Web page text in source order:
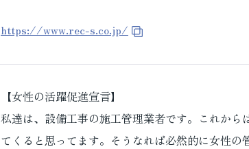
https://www.rec-s.co.jp/
【女性の活躍促進宣言】
私達は、設備工事の施工管理業者です。これから
てくると思ってます。そうなれば必然的に女性の